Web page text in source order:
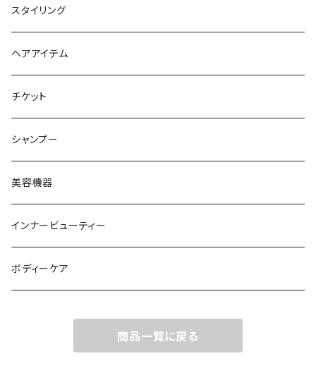
トリートメント
ヘアオイル
スタイリング
ヘアアイテム
チケット
シャンプー
美容機器
インナービューティー
ボディーケア
商品一覧に戻る